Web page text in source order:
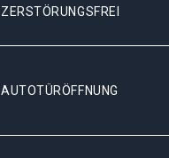
ZERSTÖRUNGSFREI
AUTOTÜRÖFFNUNG